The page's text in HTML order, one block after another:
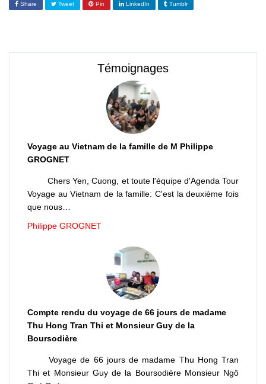
Share Tweet Pin LinkedIn Tumblr
Témoignages
Voyage au Vietnam de la famille de M Philippe
GROGNET
Chers Yen, Cuong, et toute l'équipe d'Agenda Tour
Voyage au Vietnam de la famille: C'est la deuxième fois
que nous…
Philippe GROGNET
Compte rendu du voyage de 66 jours de madame
Thu Hong Tran Thi et Monsieur Guy de la
Boursodière
Voyage de 66 jours de madame Thu Hong Tran
Thi et Monsieur Guy de la Boursodière Monsieur Ngô